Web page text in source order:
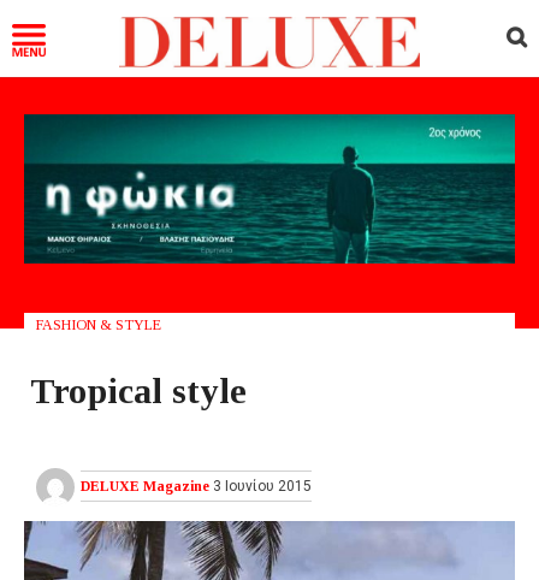
FASHION & STYLE
Tropical style
DELUXE Magazine 3 Ιουνίου 2015